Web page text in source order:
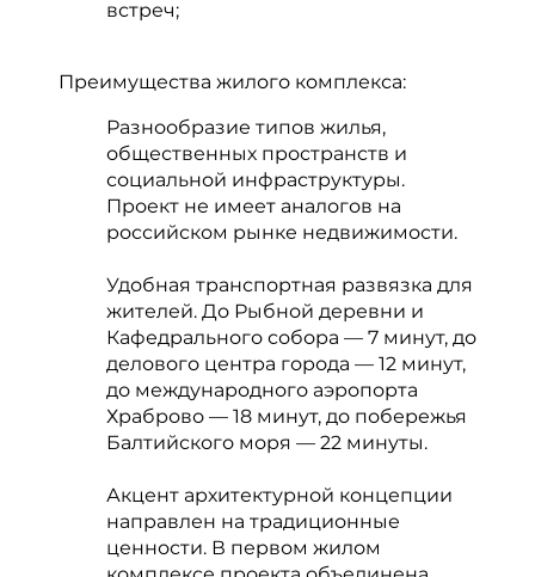
встреч;
Преимущества жилого комплекса:
Разнообразие типов жилья,
общественных пространств и
социальной инфраструктуры.
Проект не имеет аналогов на
российском рынке недвижимости.
Удобная транспортная развязка для
жителей. До Рыбной деревни и
Кафедрального собора — 7 минут, до
делового центра города — 12 минут,
до международного аэропорта
Храброво — 18 минут, до побережья
Балтийского моря — 22 минуты.
Акцент архитектурной концепции
направлен на традиционные
ценности. В первом жилом